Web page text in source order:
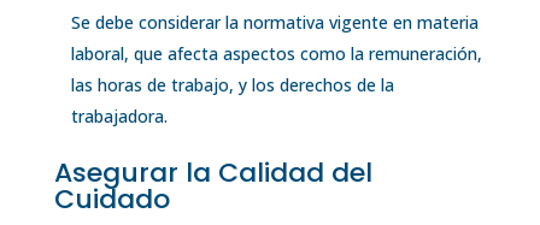
Se debe considerar la normativa vigente en materia
laboral, que afecta aspectos como la remuneración,
las horas de trabajo, y los derechos de la
trabajadora.
Asegurar la Calidad del
Cuidado